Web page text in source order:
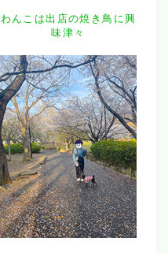
わんこは出店の焼き鳥に興
味津々